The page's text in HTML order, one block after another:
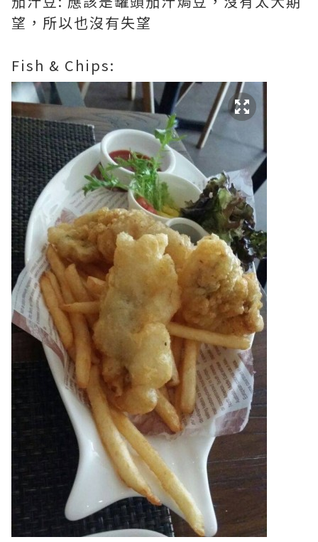
望，所以也沒有失望
Fish & Chips: